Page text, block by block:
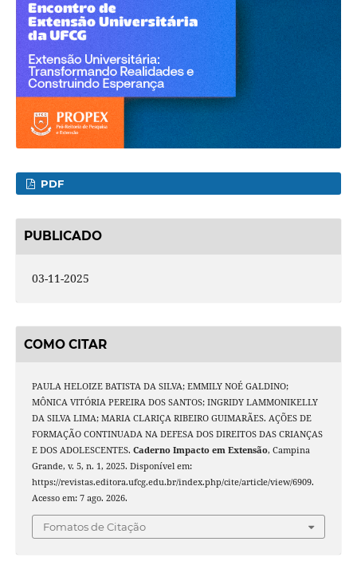
PDF
PUBLICADO
03-11-2025
COMO CITAR
PAULA HELOIZE BATISTA DA SILVA; EMMILY NOÉ GALDINO;
MÔNICA VITÓRIA PEREIRA DOS SANTOS; INGRIDY LAMMONIKELLY
DA SILVA LIMA; MARIA CLARIÇA RIBEIRO GUIMARÃES. AÇÕES DE
FORMAÇÃO CONTINUADA NA DEFESA DOS DIREITOS DAS CRIANÇAS
E DOS ADOLESCENTES. Caderno Impacto em Extensão, Campina
Grande, v. 5, n. 1, 2025. Disponível em:
https://revistas.editora.ufcg.edu.br/index.php/cite/article/view/6909.
Acesso em: 7 ago. 2026.
Fomatos de Citação